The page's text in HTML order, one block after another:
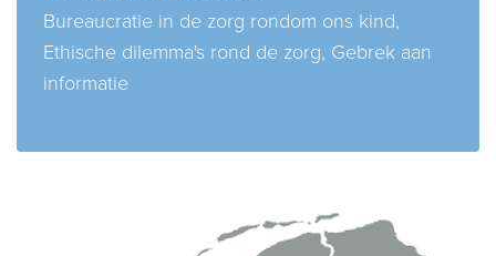
Bureaucratie in de zorg rondom ons kind,
Ethische dilemma's rond de zorg, Gebrek aan
informatie